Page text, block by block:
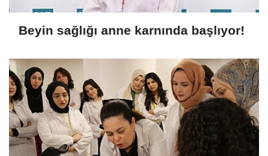
Beyin sağlığı anne karnında başlıyor!